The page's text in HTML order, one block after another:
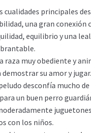
cualidades principales
una gran conexión
equilibrio y una
raza muy obediente y
demostrar su amor y jugar.
desconfía mucho
un buen perro
con los niños.